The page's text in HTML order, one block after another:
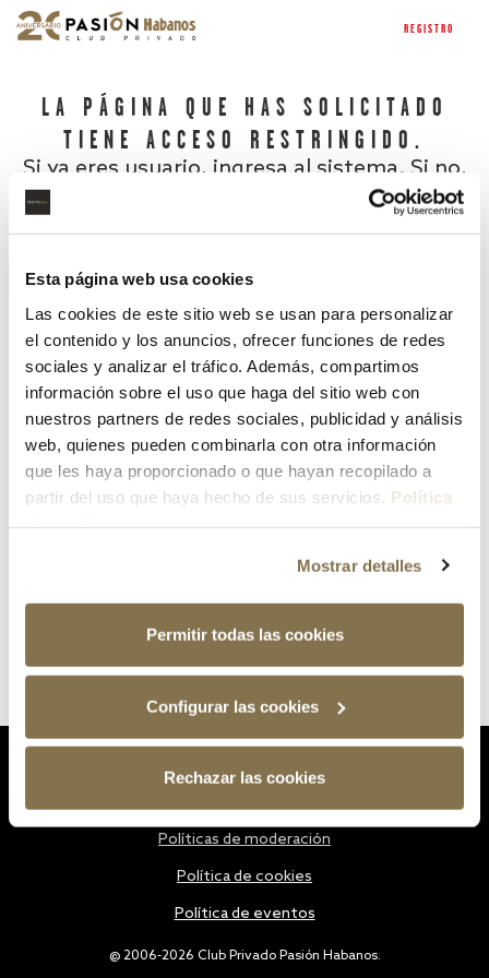
Esta página web usa cookies
Las cookies de este sitio web se usan para personalizar
el contenido y los anuncios, ofrecer funciones de redes
sociales y analizar el tráfico. Además, compartimos
información sobre el uso que haga del sitio web con
nuestros partners de redes sociales, publicidad y análisis
web, quienes pueden combinarla con otra información
que les haya proporcionado o que hayan recopilado a
partir del uso que haya hecho de sus servicios. Política
Mostrar detalles
Permitir todas las cookies
Configurar las cookies
Rechazar las cookies
REGISTRO
LA PÁGINA QUE HAS SOLICITADO
TIENE ACCESO RESTRINGIDO.
Si ya eres usuario, ingresa al sistema. Si no,
¿Has olvidado tu contraseña?
@ 2006-2026 Club Privado Pasión Habanos.
Políticas de moderación
Política de cookies
Política de eventos